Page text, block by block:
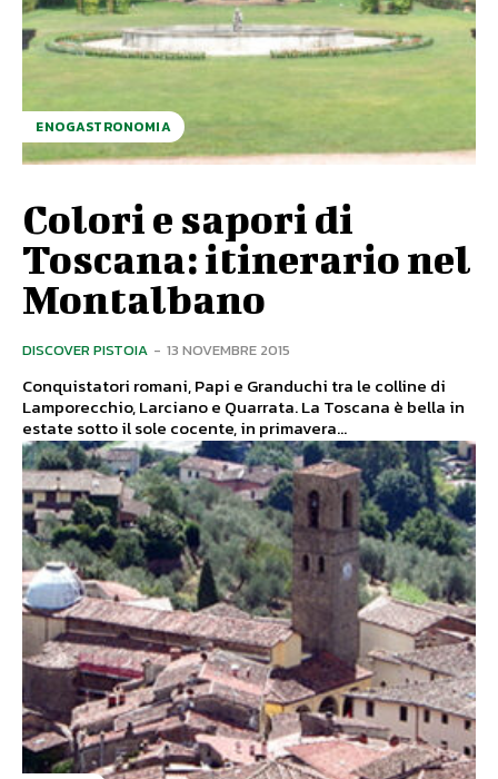
ENOGASTRONOMIA
Colori e sapori di
Toscana: itinerario nel
Montalbano
DISCOVER PISTOIA - 13 NOVEMBRE 2015
Conquistatori romani, Papi e Granduchi tra le colline di
Lamporecchio, Larciano e Quarrata. La Toscana è bella in
estate sotto il sole cocente, in primavera...